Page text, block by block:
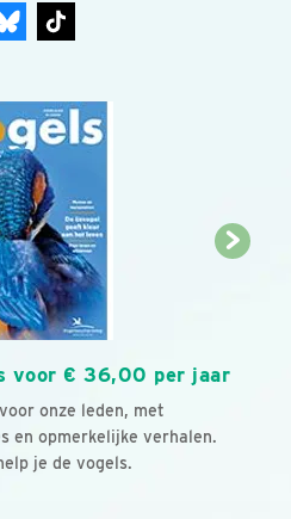
voor € 36,00 per jaar
onze leden, met
en opmerkelijke verhalen.
je de vogels.